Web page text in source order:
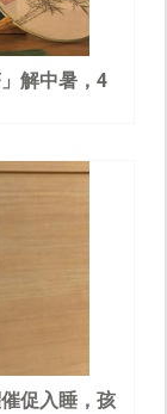
解中暑，4
促入睡，孩